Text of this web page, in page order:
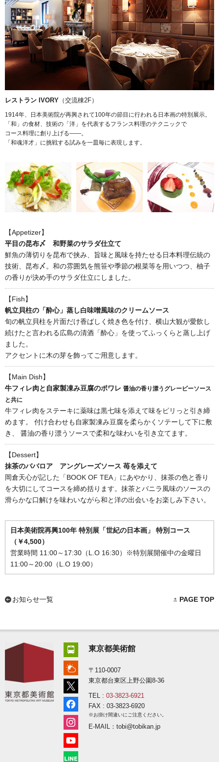
レストラン IVORY （交流棟2F）
1914年、日本美術院が再興されて100年の節目に行われる日本画の特別展示。
「和」の食材、技術の「洋」を代表するフランス料理のテクニックで
コース料理に創り上げる――。
「和魂洋才」に挑戦する試みを一皿毎に表現します。
【Appetizer】
平目の昆布〆 和野菜のサラダ仕立て
鮮魚の薄切りを昆布で挟み、旨味と風味を持たせる日本料理伝統の
技術、昆布〆。和の雰囲気を熊笹や季節の根菜等を用いつつ、柚子
の香りが決め手のサラダ仕立にしました。
【Fish】
帆立貝柱の「酔心」蒸し白味噌風味のクリームソース
旬の帆立貝柱を片面だけ香ばしく焼き色を付け、横山大観が愛飲し
続けたと言われる広島の清酒「酔心」を使ってふっくらと蒸し上げ
ました。
アクセントに木の芽を飾ってご用意します。
【Main Dish】
牛フィレ肉と自家製凍み豆腐のポワレ 醤油の香り漂うグレービーソース
と共に
牛フィレ肉をステーキに薬味は黒七味を添えて味をピリっと引き締
めます。 付け合わせも自家製凍み豆腐を柔らかくソテーして下に敷
き、 醤油の香り漂うソースで柔和な味わいを引き立てます。
【Dessert】
抹茶のババロア アングレーズソース 苺を添えて
岡倉天心が記した「BOOK OF TEA」にあやかり、抹茶の色と香り
を大切にしてコースを締め括ります。抹茶とバニラ風味のソースの
滑らかな口解けを味わいながら和と洋の出会いをお楽しみ下さい。
日本美術院再興100年 特別展「世紀の日本画」 特別コース
（￥4,500）
営業時間 11:00～17:30（L.O 16:30）※特別展開催中の金曜日
11:00～20:00（L.O 19:00）
お知らせ一覧 PAGE TOP
東京都美術館
〒110-0007
東京都台東区上野公園8-36
TEL : 03-3823-6921
FAX : 03-3823-6920
※お掛け間違いにご注意ください。
E-MAIL：tobi@tobikan.jp